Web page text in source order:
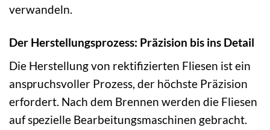
verwandeln.
Der Herstellungsprozess: Präzision bis ins Detail
Die Herstellung von rektifizierten Fliesen ist ein
anspruchsvoller Prozess, der höchste Präzision
erfordert. Nach dem Brennen werden die Fliesen
auf spezielle Bearbeitungsmaschinen gebracht.